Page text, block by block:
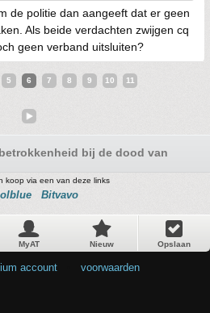
de politie dan aangeeft dat er geen
Als beide verdachten zwijgen cq
geen verband uitsluiten?
5 6 7 8 9 10 11
bij de dood van zijn
koop via een van deze links
Bitvavo
MyAT Nieuw Opslaan
account voorwaarden